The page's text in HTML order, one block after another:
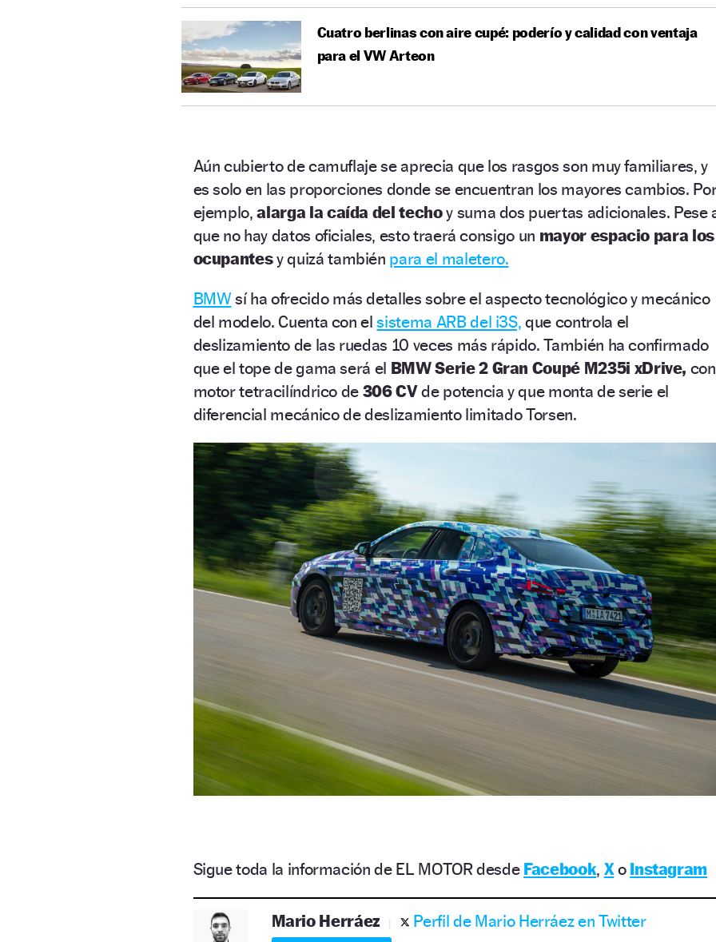
Cuatro berlinas con aire cupé: poderío y calidad con ventaja
para el VW Arteon
Aún cubierto de camuflaje se aprecia que los rasgos son muy familiares, y
es solo en las proporciones donde se encuentran los mayores cambios.
ejemplo,alarga la caída del techoy suma dos puertas adicionales. Pese
que no hay datos oficiales, esto traerá consigo un mayor espacio para los
ocupantesy quizá también para el maletero.
BMWsí ha ofrecido más detalles sobre el aspecto tecnológico y mecánico
del modelo. Cuenta con elsistema ARB del i3S, que controla el
deslizamiento de las ruedas 10 veces más rápido. También ha confirmado
que el tope de gama será el BMW Serie 2 Gran Coupé M235i xDrive, con
motor tetracilíndrico de 306 CVde potencia y que monta de serie el
diferencial mecánico de deslizamiento limitado Torsen.
Sigue toda la información de EL MOTOR desde Facebook, Xo Instagram
Mario Herráez Perfil de Mario Herráez en Twitter